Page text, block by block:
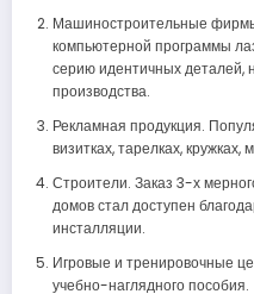
Машиностроительные
компьютерной программы
серию идентичных деталей,
производства.
Рекламная продукция.
визитках, тарелках, кружках,
Строители. Заказ 3-х
домов стал доступен
инсталляции.
Игровые и тренировочные
учебно-наглядного пособия.